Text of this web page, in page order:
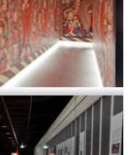
ク石窟回廊復元展示